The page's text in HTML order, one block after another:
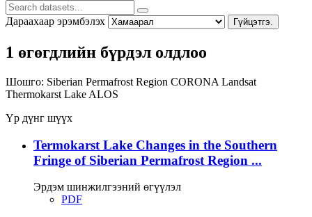
Дараахаар эрэмбэлэх Гүйцэтгэ.
1 өгөгдлийн бүрдэл олдлоо
Шошго: Siberian Permafrost Region CORONA Landsat
Thermokarst Lake ALOS
Үр дүнг шүүх
Termokarst Lake Changes in the Southern
Fringe of Siberian Permafrost Region ...
Эрдэм шинжилгээний өгүүлэл
PDF